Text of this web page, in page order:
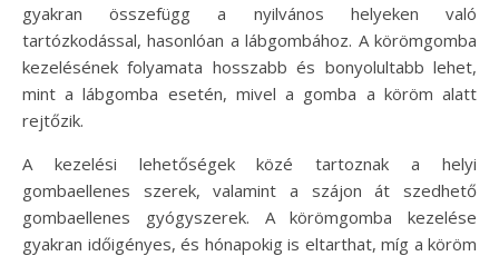
gyakran összefügg a nyilvános helyeken való
tartózkodással, hasonlóan a lábgombához. A körömgomba
kezelésének folyamata hosszabb és bonyolultabb lehet,
mint a lábgomba esetén, mivel a gomba a köröm alatt
rejtőzik.
A kezelési lehetőségek közé tartoznak a helyi
gombaellenes szerek, valamint a szájon át szedhető
gombaellenes gyógyszerek. A körömgomba kezelése
gyakran időigényes, és hónapokig is eltarthat, míg a köröm